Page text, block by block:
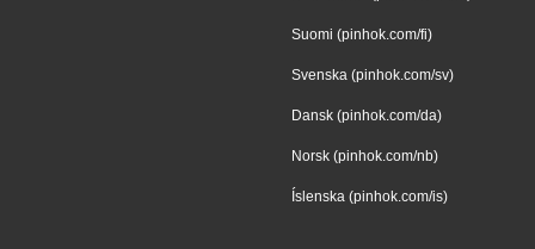
Suomi (pinhok.com/fi)
Svenska (pinhok.com/sv)
Dansk (pinhok.com/da)
Norsk (pinhok.com/nb)
Íslenska (pinhok.com/is)